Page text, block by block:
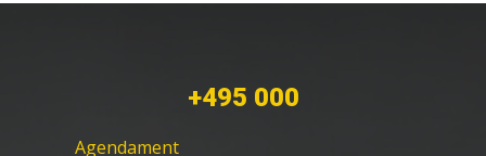
+500 000
Agendament